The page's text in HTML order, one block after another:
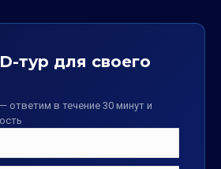
тур для своего
ответим в течение 30 минут и